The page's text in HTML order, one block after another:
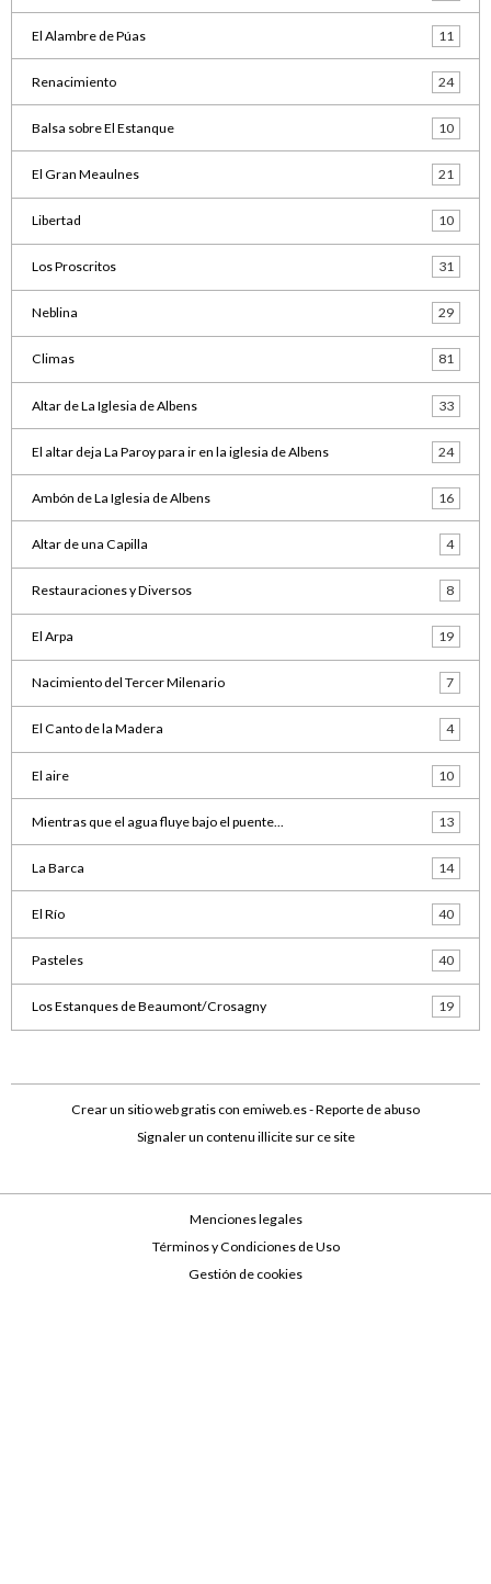
El Alambre de Púas 11
Renacimiento 24
Balsa sobre El Estanque 10
El Gran Meaulnes 21
Libertad 10
Los Proscritos 31
Neblina 29
Climas 81
Altar de La Iglesia de Albens 33
El altar deja La Paroy para ir en la iglesia de Albens 24
Ambón de La Iglesia de Albens 16
Altar de una Capilla 4
Restauraciones y Diversos 8
El Arpa 19
Nacimiento del Tercer Milenario 7
El Canto de la Madera 4
El aire 10
Mientras que el agua fluye bajo el puente... 13
La Barca 14
El Río 40
Pasteles 40
Los Estanques de Beaumont/Crosagny 19
Crear un sitio web gratis con emiweb.es -Reporte de abuso
Signaler un contenu illicite sur ce site
Menciones legales
Términos y Condiciones de Uso
Gestión de cookies